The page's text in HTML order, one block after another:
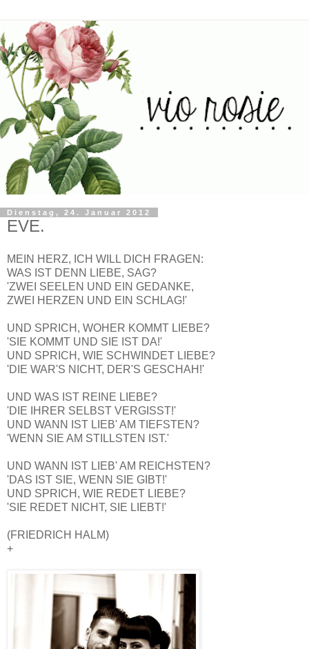
Dienstag, 24. Januar 2012
EVE.
MEIN HERZ, ICH WILL DICH FRAGEN:
WAS IST DENN LIEBE, SAG?
'ZWEI SEELEN UND EIN GEDANKE,
ZWEI HERZEN UND EIN SCHLAG!'
UND SPRICH, WOHER KOMMT LIEBE?
'SIE KOMMT UND SIE IST DA!'
UND SPRICH, WIE SCHWINDET LIEBE?
'DIE WAR'S NICHT, DER'S GESCHAH!'
UND WAS IST REINE LIEBE?
'DIE IHRER SELBST VERGISST!'
UND WANN IST LIEB' AM TIEFSTEN?
'WENN SIE AM STILLSTEN IST.'
UND WANN IST LIEB' AM REICHSTEN?
'DAS IST SIE, WENN SIE GIBT!'
UND SPRICH, WIE REDET LIEBE?
'SIE REDET NICHT, SIE LIEBT!'
(FRIEDRICH HALM)
+